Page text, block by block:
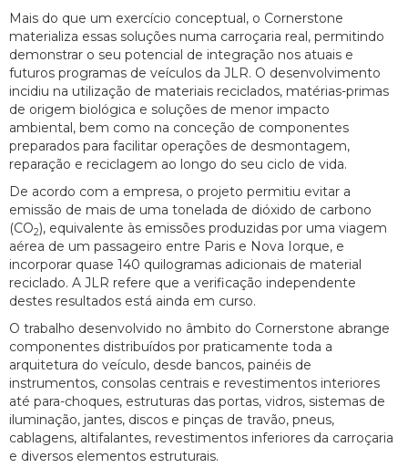
Mais do que um exercício conceptual, o Cornerstone
materializa essas soluções numa carroçaria real, permitindo
demonstrar o seu potencial de integração nos atuais e
futuros programas de veículos da JLR. O desenvolvimento
incidiu na utilização de materiais reciclados, matérias-primas
de origem biológica e soluções de menor impacto
ambiental, bem como na conceção de componentes
preparados para facilitar operações de desmontagem,
reparação e reciclagem ao longo do seu ciclo de vida.
De acordo com a empresa, o projeto permitiu evitar a
emissão de mais de uma tonelada de dióxido de carbono
(CO2), equivalente às emissões produzidas por uma viagem
aérea de um passageiro entre Paris e Nova Iorque, e
incorporar quase 140 quilogramas adicionais de material
reciclado. A JLR refere que a verificação independente
destes resultados está ainda em curso.
O trabalho desenvolvido no âmbito do Cornerstone abrange
componentes distribuídos por praticamente toda a
arquitetura do veículo, desde bancos, painéis de
instrumentos, consolas centrais e revestimentos interiores
até para-choques, estruturas das portas, vidros, sistemas de
iluminação, jantes, discos e pinças de travão, pneus,
cablagens, altifalantes, revestimentos inferiores da carroçaria
e diversos elementos estruturais.